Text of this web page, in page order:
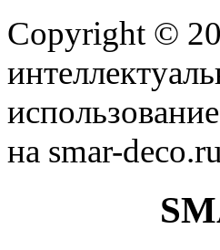
Copyright ©
на smar-